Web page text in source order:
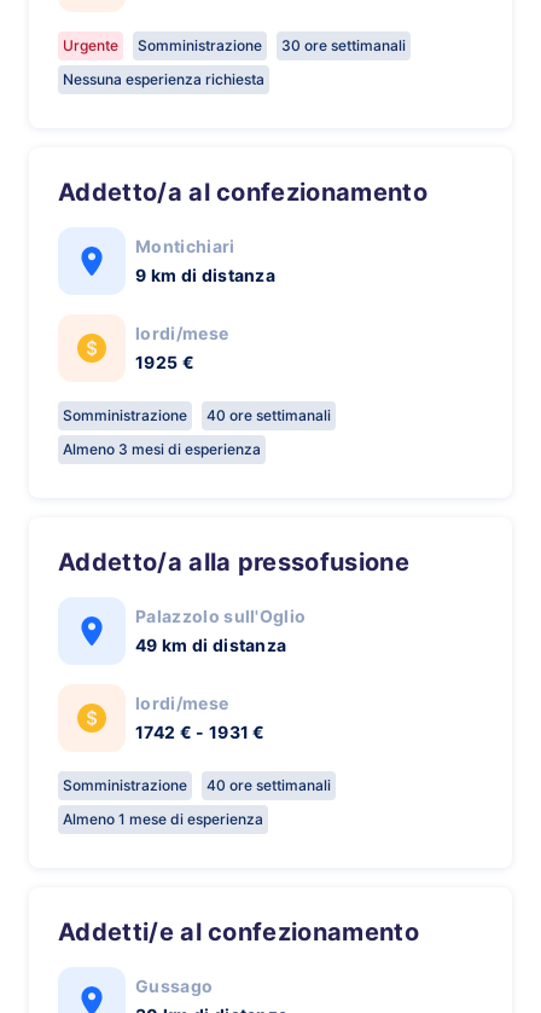
Urgente Somministrazione
30 ore settimanali
Nessuna esperienza richiesta
Addetto/a al confezionamento
Montichiari
9 km di distanza
lordi/mese
1925 €
Somministrazione
40 ore settimanali
Almeno 3 mesi di esperienza
Addetto/a alla pressofusione
Palazzolo sull'Oglio
49 km di distanza
lordi/mese
1742 € - 1931 €
Somministrazione
40 ore settimanali
Almeno 1 mese di esperienza
Addetti/e al confezionamento
Gussago